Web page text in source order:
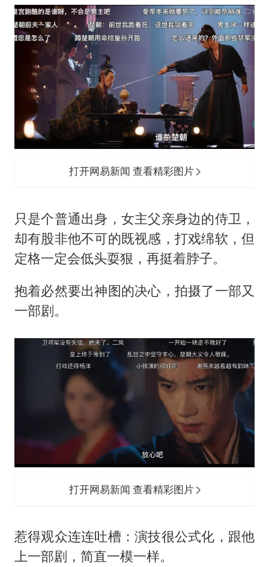
打开网易新闻 查看精彩图片
只是个普通出身，女主父亲身边的侍卫，
却有股非他不可的既视感，打戏绵软，但
定格一定会低头耍狠，再挺着脖子。
抱着必然要出神图的决心，拍摄了一部又
一部剧。
打开网易新闻 查看精彩图片
惹得观众连连吐槽：演技很公式化，跟他
上一部剧，简直一模一样。